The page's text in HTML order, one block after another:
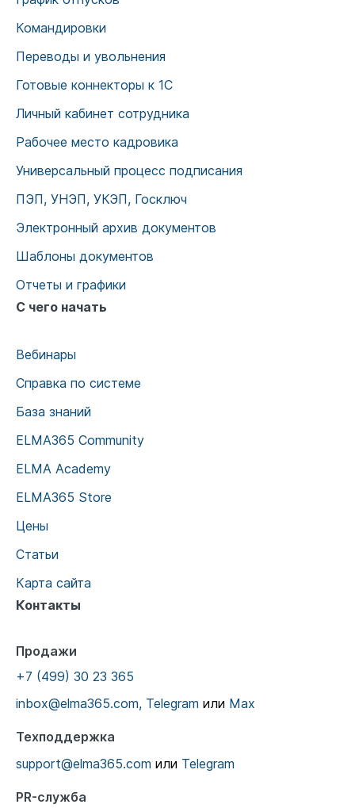
Командировки
Переводы и увольнения
Готовые коннекторы к 1С
Личный кабинет сотрудника
Рабочее место кадровика
Универсальный процесс подписания
ПЭП, УНЭП, УКЭП, Госключ
Электронный архив документов
Шаблоны документов
Отчеты и графики
С чего начать
Вебинары
Справка по системе
База знаний
ELMA365 Community
ELMA Academy
ELMA365 Store
Цены
Статьи
Карта сайта
Контакты
Продажи
+7 (499) 30 23 365
inbox@elma365.com, Telegram или Max
Техподдержка
support@elma365.com или Telegram
PR-служба